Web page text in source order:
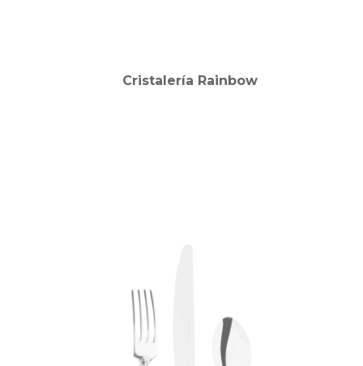
Cristalería Rainbow